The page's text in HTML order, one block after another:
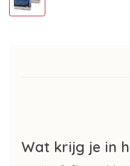
Wat krijg je in